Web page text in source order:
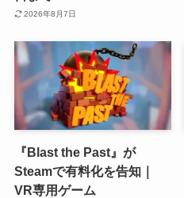
2026年8月7日
『Blast the Past』が
Steamで有料化を告知｜
VR専用ゲーム